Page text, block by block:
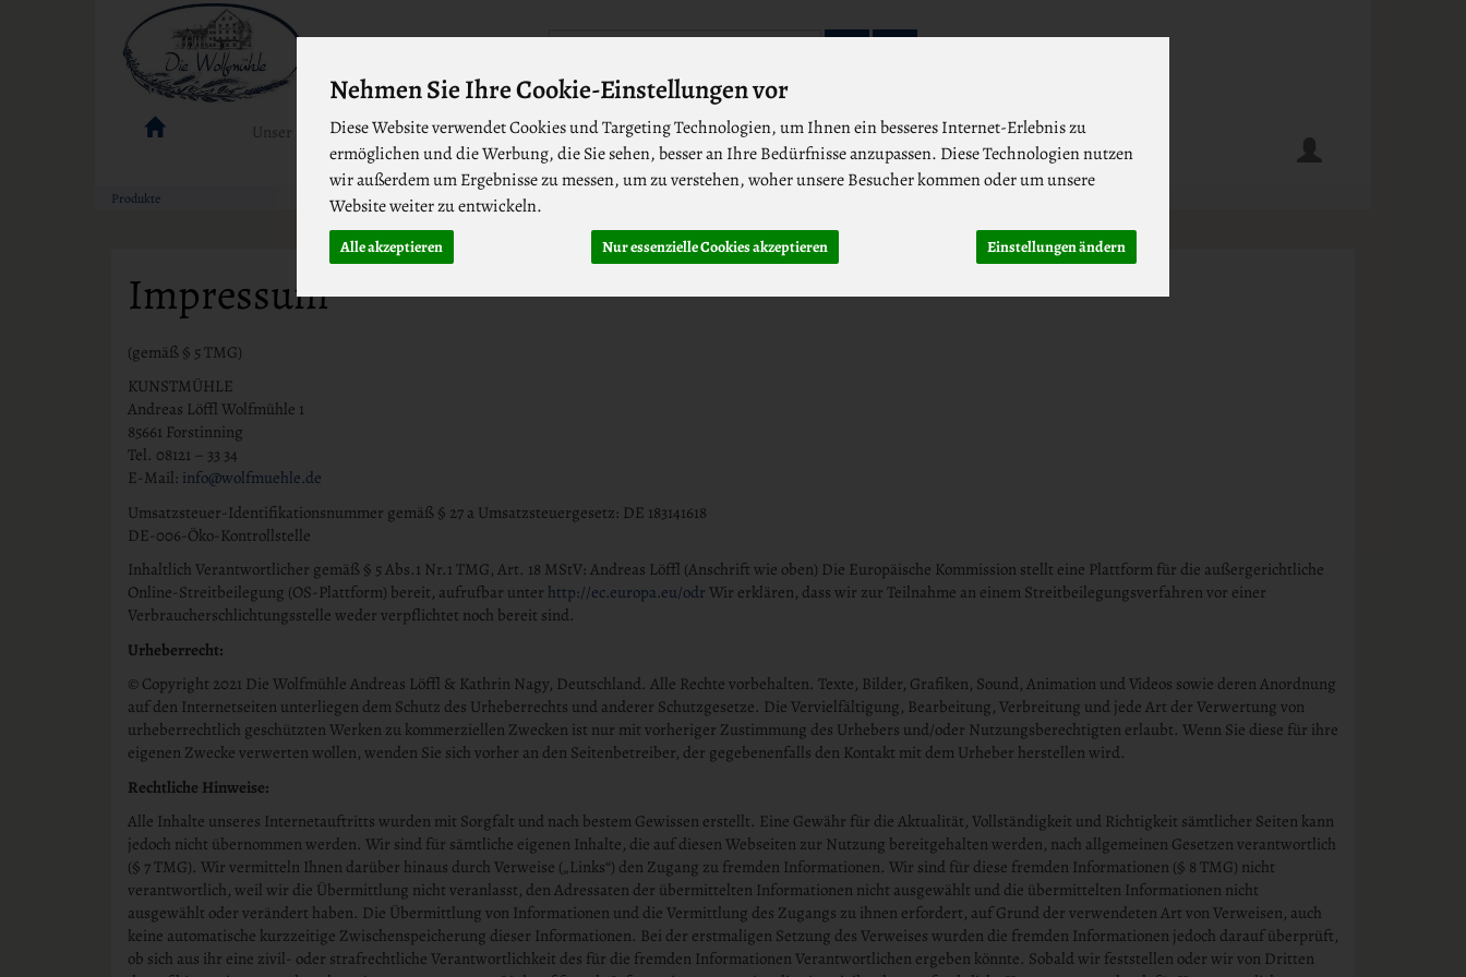
Nehmen Sie Ihre Cookie-Einstellungen vor
Diese Website verwendet Cookies und Targeting Technologien, um Ihnen ein besseres Internet-Erlebnis zu
ermöglichen und die Werbung, die Sie sehen, besser an Ihre Bedürfnisse anzupassen. Diese Technologien nutzen
wir außerdem um Ergebnisse zu messen, um zu verstehen, woher unsere Besucher kommen oder um unsere
Website weiter zu entwickeln.
Alle akzeptieren Nur essenzielle Cookies akzeptieren Einstellungen ändern
Produkt
Unser Sortiment
Produkte
Impressum
(gemäß § 5 TMG)
KUNSTMÜHLE
Andreas Löffl Wolfmühle 1
85661 Forstinning
Tel. 08121 – 33 34
E-Mail: info@wolfmuehle.de
Umsatzsteuer-Identifikationsnummer gemäß § 27 a Umsatzsteuergesetz: DE 183141618
DE-006-Öko-Kontrollstelle
Inhaltlich Verantwortlicher gemäß § 5 Abs.1 Nr.1 TMG, Art. 18 MStV: Andreas Löffl (Anschrift wie oben) Die Europäische Kommission stellt eine Plattform für die außergerichtliche
Online-Streitbeilegung (OS-Plattform) bereit, aufrufbar unter http://ec.europa.eu/odr Wir erklären, dass wir zur Teilnahme an einem Streitbeilegungsverfahren vor einer
Verbraucherschlichtungsstelle weder verpflichtet noch bereit sind.
Urheberrecht:
© Copyright 2021 Die Wolfmühle Andreas Löffl & Kathrin Nagy, Deutschland. Alle Rechte vorbehalten. Texte, Bilder, Grafiken, Sound, Animation und Videos sowie deren Anordnung
auf den Internetseiten unterliegen dem Schutz des Urheberrechts und anderer Schutzgesetze. Die Vervielfältigung, Bearbeitung, Verbreitung und jede Art der Verwertung von
urheberrechtlich geschützten Werken zu kommerziellen Zwecken ist nur mit vorheriger Zustimmung des Urhebers und/oder Nutzungsberechtigten erlaubt. Wenn Sie diese für ihre
eigenen Zwecke verwerten wollen, wenden Sie sich vorher an den Seitenbetreiber, der gegebenenfalls den Kontakt mit dem Urheber herstellen wird.
Rechtliche Hinweise:
Alle Inhalte unseres Internetauftritts wurden mit Sorgfalt und nach bestem Gewissen erstellt. Eine Gewähr für die Aktualität, Vollständigkeit und Richtigkeit sämtlicher Seiten kann
jedoch nicht übernommen werden. Wir sind für sämtliche eigenen Inhalte, die auf diesen Webseiten zur Nutzung bereitgehalten werden, nach allgemeinen Gesetzen verantwortlich
(§ 7 TMG). Wir vermitteln Ihnen darüber hinaus durch Verweise („Links“) den Zugang zu fremden Informationen. Wir sind für diese fremden Informationen (§ 8 TMG) nicht
verantwortlich, weil wir die Übermittlung nicht veranlasst, den Adressaten der übermittelten Informationen nicht ausgewählt und die übermittelten Informationen nicht
ausgewählt oder verändert haben. Die Übermittlung von Informationen und die Vermittlung des Zugangs zu ihnen erfordert, auf Grund der verwendeten Art von Verweisen, auch
keine automatische kurzzeitige Zwischenspeicherung dieser Informationen. Bei der erstmaligen Setzung des Verweises wurden die fremden Informationen jedoch darauf überprüft,
ob sich aus ihr eine zivil- oder strafrechtliche Verantwortlichkeit des für die fremden Informationen Verantwortlichen ergeben könnte. Sobald wir feststellen oder wir von Dritten